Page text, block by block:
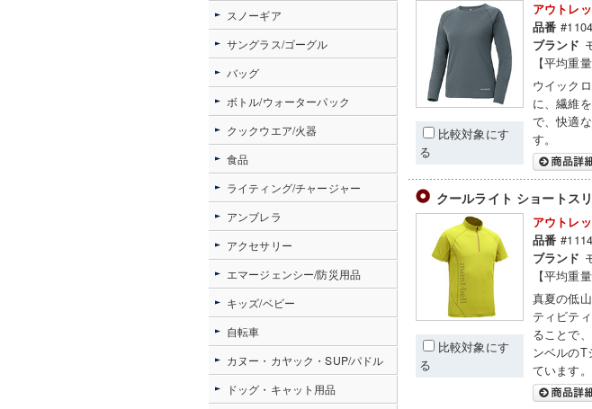
比較対象にす
る
アウトレ
品番
ブランド
【平均重
ウイック
に、繊維
で、快適
す。
クールライト ショートス
比較対象にす
る
アウトレ
品番
ブランド
【平均重
真夏の低
ティビテ
ることで
ンベルのT
ています。
スノーギア
サングラス/ゴーグル
バッグ
ボトル/ウォーターパック
クックウエア/火器
食品
ライティング/チャージャー
アンブレラ
アクセサリー
エマージェンシー/防災用品
キッズ/ベビー
自転車
カヌー・カヤック・SUP/パドル
ドッグ・キャット用品